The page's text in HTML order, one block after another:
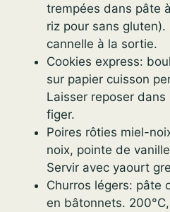
trempées dans pâte
riz pour sans gluten).
cannelle à la sortie.
Cookies express:
sur papier cuisson
Laisser reposer
figer.
Poires rôties miel-
noix, pointe de
Servir avec yaourt
Churros légers: pâte
en bâtonnets.